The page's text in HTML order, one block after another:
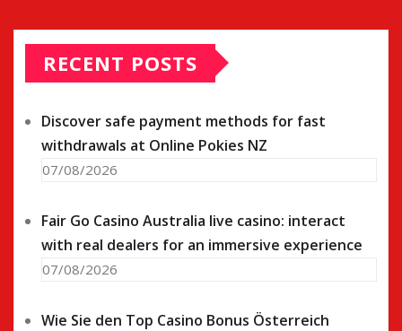
RECENT POSTS
Discover safe payment methods for fast
withdrawals at Online Pokies NZ
07/08/2026
Fair Go Casino Australia live casino: interact
with real dealers for an immersive experience
07/08/2026
Wie Sie den Top Casino Bonus Österreich